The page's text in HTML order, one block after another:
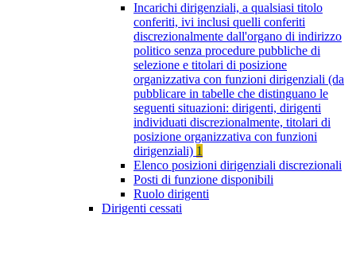
Incarichi dirigenziali, a qualsiasi titolo
conferiti, ivi inclusi quelli conferiti
discrezionalmente dall'organo di indirizzo
politico senza procedure pubbliche di
selezione e titolari di posizione
organizzativa con funzioni dirigenziali (da
pubblicare in tabelle che distinguano le
seguenti situazioni: dirigenti, dirigenti
individuati discrezionalmente, titolari di
posizione organizzativa con funzioni
dirigenziali) 1
Elenco posizioni dirigenziali discrezionali
Posti di funzione disponibili
Ruolo dirigenti
Dirigenti cessati